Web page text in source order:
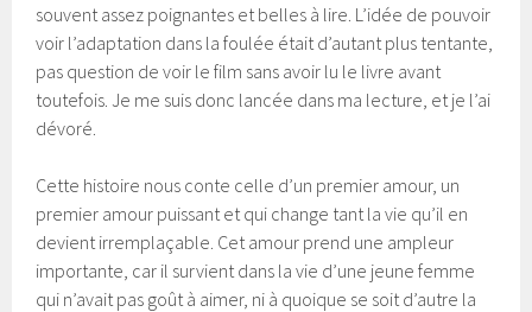
souvent assez poignantes et belles à lire. L’idée de pouvoir
voir l’adaptation dans la foulée était d’autant plus tentante,
pas question de voir le film sans avoir lu le livre avant
toutefois. Je me suis donc lancée dans ma lecture, et je l’ai
dévoré.
Cette histoire nous conte celle d’un premier amour, un
premier amour puissant et qui change tant la vie qu’il en
devient irremplaçable. Cet amour prend une ampleur
importante, car il survient dans la vie d’une jeune femme
qui n’avait pas goût à aimer, ni à quoique se soit d’autre la